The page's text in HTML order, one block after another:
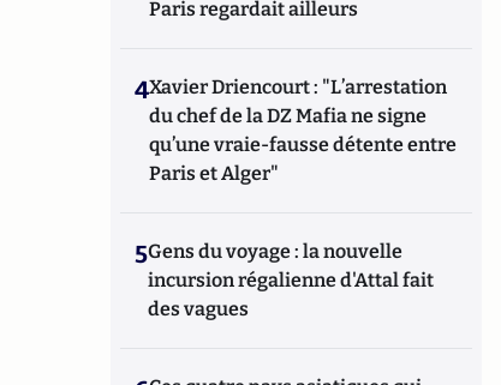
Paris regardait ailleurs
4Xavier Driencourt : "L’arrestation
du chef de la DZ Mafia ne signe
qu’une vraie-fausse détente entre
Paris et Alger"
5Gens du voyage : la nouvelle
incursion régalienne d'Attal fait
des vagues